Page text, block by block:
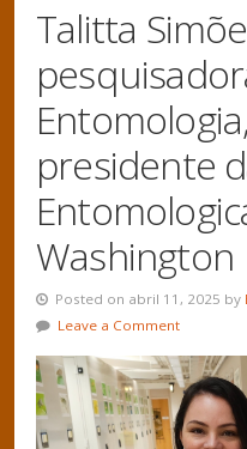
Talitta
presidente
Washington
Posted on abril 11, 2025 by
Leave a Comment